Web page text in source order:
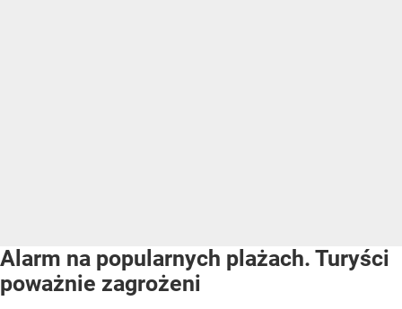
Alarm na popularnych plażach. Turyści
poważnie zagrożeni